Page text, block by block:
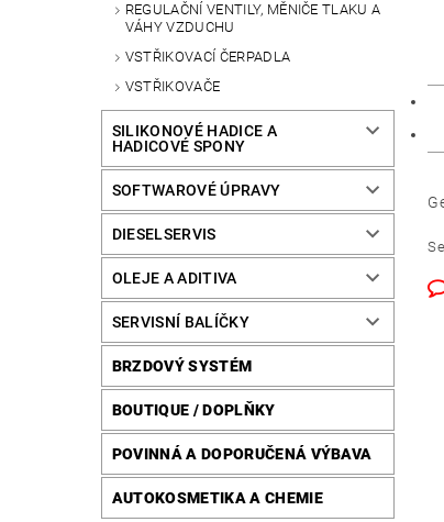
REGULAČNÍ VENTILY, MĚNIČE TLAKU A
VÁHY VZDUCHU
VSTŘIKOVACÍ ČERPADLA
VSTŘIKOVAČE
SILIKONOVÉ HADICE A
HADICOVÉ SPONY
SOFTWAROVÉ ÚPRAVY
DIESELSERVIS
OLEJE A ADITIVA
SERVISNÍ BALÍČKY
BRZDOVÝ SYSTÉM
BOUTIQUE / DOPLŇKY
POVINNÁ A DOPORUČENÁ VÝBAVA
AUTOKOSMETIKA A CHEMIE